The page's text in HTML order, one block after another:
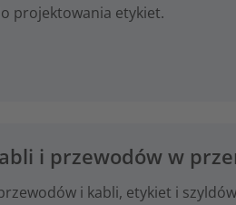
projektowania etykiet.
i przewodów w
i kabli, etykiet i